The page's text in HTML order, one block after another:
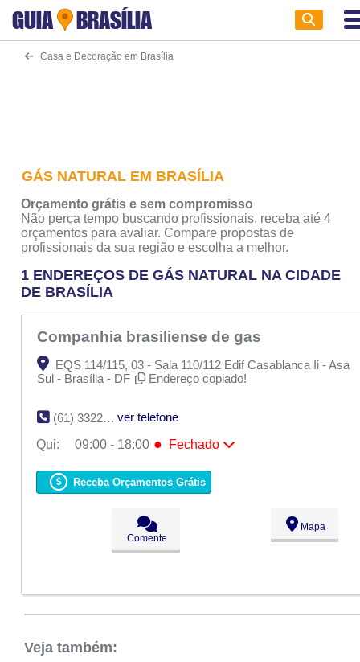
GUIA BRASÍLIA
Casa e Decoração em Brasília
GÁS NATURAL EM BRASÍLIA
Orçamento grátis e sem compromisso
Não perca tempo buscando profissionais, receba até 4
orçamentos para avaliar. Compare propostas de
profissionais da sua região e escolha a melhor.
1 ENDEREÇOS DE GÁS NATURAL NA CIDADE
DE BRASÍLIA
Companhia brasiliense de gas
EQS 114/115, 03 - Sala 110/112 Edif Casablanca Ii - Asa
Sul - Brasília - DF
Endereço copiado!
(61) 3322-2100
ver telefone
Qui:
09:00 - 18:00 ● Fechado
Ter:
09:00 - 18:00
Qua:
09:00 - 18:00
09:00 - 18:00
Fechado
Fechado
Receba Orçamentos Grátis
Comente
Mapa
Veja também: